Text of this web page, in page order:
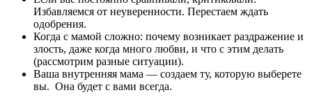
Избавляемся от неуверенности. Перестаем ждать
одобрения.
Когда с мамой сложно: почему возникает раздражение и
злость, даже когда много любви, и что с этим делать
(рассмотрим разные ситуации).
Ваша внутренняя мама — создаем ту, которую выберете
вы. Она будет с вами всегда.